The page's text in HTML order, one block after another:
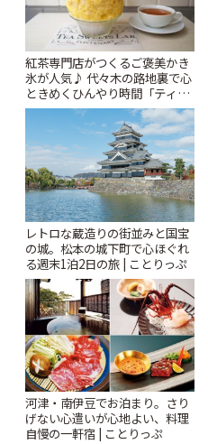
紅茶専門店がつくるご褒美かき
氷が人気♪ 代々木の路地裏で心
ときめくひんやり時間「ティー
スイーツ ラボ コンテナート」 |
ことりっぷ
レトロな蔵造りの街並みと国宝
の城。松本の城下町で心ほぐれ
る週末1泊2日の旅 | ことりっぷ
河津・南伊豆でお泊まり。さり
げない心遣いが心地よい、料理
自慢の一軒宿 | ことりっぷ